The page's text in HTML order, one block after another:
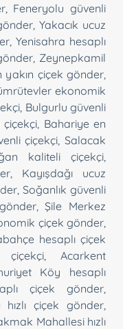
, Feneryolu güvenli
Yakacık ucuz
, Yenisahra hesaplı
, Zeynepkamil
yakın çiçek gönder
ekonomik
Bulgurlu güvenli
çiçekçi Bahariye en
çiçekçi ,Salacak
kaliteli çiçekçi
, Kayışdağı ucuz
,Soğanlık güvenli
,Şile Merkez
çiçek gönder
hesaplı çiçek
çiçekçi
Acarkent
Köy hesaplı
çiçek gönder
hızlı çiçek gönder
Mahallesi hızlı